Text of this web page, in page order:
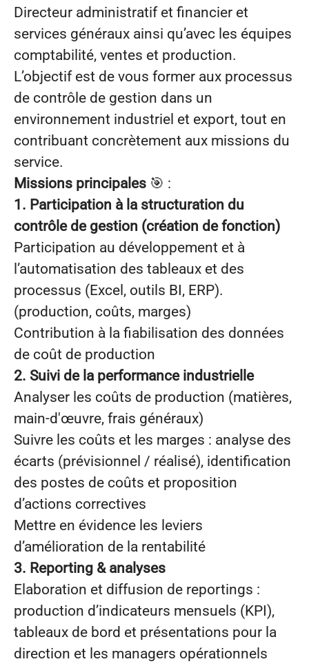
Directeur administratif et financier et
services généraux ainsi qu’avec les équipes
comptabilité, ventes et production.
L’objectif est de vous former aux processus
de contrôle de gestion dans un
environnement industriel et export, tout en
contribuant concrètement aux missions du
service.
Missions principales 🎯 :
1. Participation à la structuration du
contrôle de gestion (création de fonction)
Participation au développement et à
l’automatisation des tableaux et des
processus (Excel, outils BI, ERP).
(production, coûts, marges)
Contribution à la fiabilisation des données
de coût de production
2. Suivi de la performance industrielle
Analyser les coûts de production (matières,
main-d'œuvre, frais généraux)
Suivre les coûts et les marges : analyse des
écarts (prévisionnel / réalisé), identification
des postes de coûts et proposition
d’actions correctives
Mettre en évidence les leviers
d’amélioration de la rentabilité
3. Reporting & analyses
Elaboration et diffusion de reportings :
production d’indicateurs mensuels (KPI),
tableaux de bord et présentations pour la
direction et les managers opérationnels